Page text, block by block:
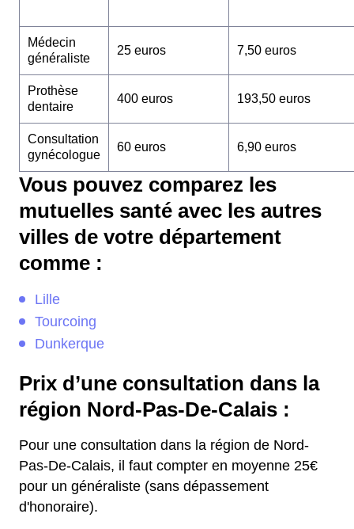
Médecin
généraliste
25 euros 7,50 euros
Prothèse
dentaire
400 euros 193,50 euros
Consultation
gynécologue
60 euros 6,90 euros
Vous pouvez comparez les
mutuelles santé avec les autres
villes de votre département
comme :
Lille
Tourcoing
Dunkerque
Prix d’une consultation dans la
région Nord-Pas-De-Calais :
Pour une consultation dans la région de Nord-
Pas-De-Calais, il faut compter en moyenne 25€
pour un généraliste (sans dépassement
d'honoraire).